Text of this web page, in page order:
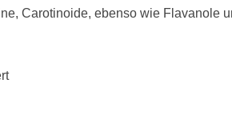
Carotinoide, ebenso wie Flavanole